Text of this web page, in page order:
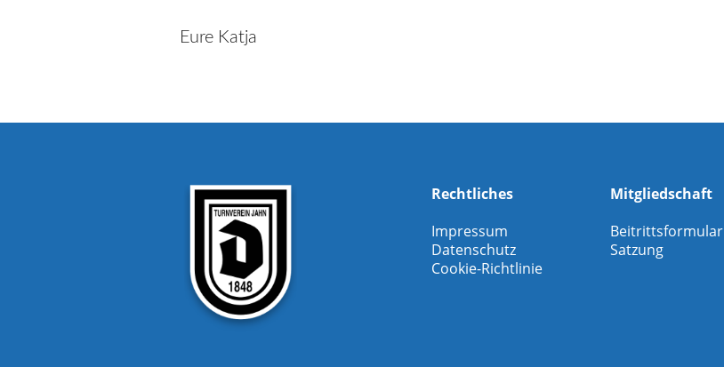
Eure Katja
Rechtliches
Impressum
Datenschutz
Cookie-Richtlinie
Mitgliedschaft
Beitrittsformular
Satzung